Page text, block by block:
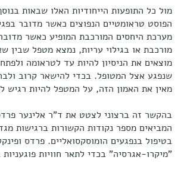
מול כל התופעות הייחודיות האלו שבאות
הפוסט טראומטיים הנפוצים כאשר מדובר
מערכת היחסים המורכבת המופיע כאשר
מורכבת או בגילוי עריות, נמצא מטפל שבין
מוצאים את הניסיון להיות עד לטראומה
שנפגע אצל המטופל. בכדי להישאר קרוב
מאין את האמון הזה, על המטפל להיות רגיש
בהקשר זה ברצוני לצטט את ד"ר אלינער
המביאים מספר נקודות הקשורות ברגישות
בטיפול בנפגעים הומוסקסואליים. פרדס
"מיקרו-אגרסיה" בכדי לתאר חוויות פוגעניות